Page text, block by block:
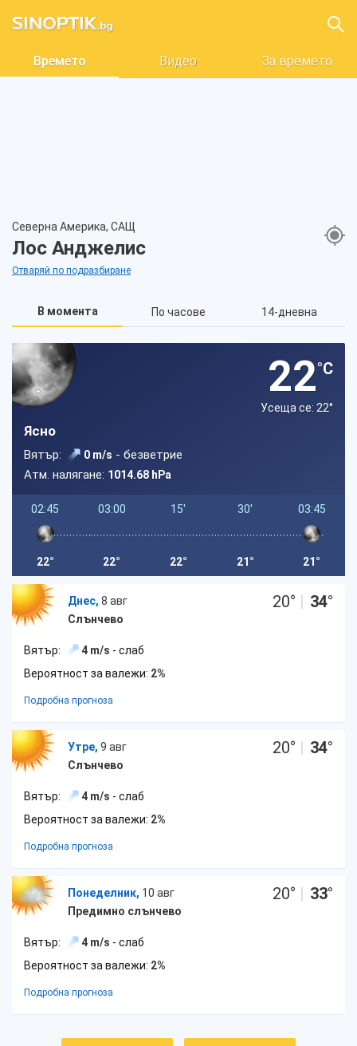
Времето Видео За времето
Северна Америка, САЩ
Лос Анджелис
Отваряй по подразбиране
В момента По часове 14-дневна
22°C
Усеща се: 22°
Ясно
Вятър: 0 m/s - безветрие
Атм. налягане: 1014.68 hPa
02:45
22°
03:00
22°
15'
22°
30'
21°
03:45
21°
Днес, 8 авг
Слънчево
20° | 34°
Вятър: 4 m/s - слаб
Вероятност за валежи: 2%
Подробна прогноза
Утре, 9 авг
Слънчево
20° | 34°
Вятър: 4 m/s - слаб
Вероятност за валежи: 2%
Подробна прогноза
Понеделник, 10 авг
Предимно слънчево
20° | 33°
Вятър: 4 m/s - слаб
Вероятност за валежи: 2%
Подробна прогноза